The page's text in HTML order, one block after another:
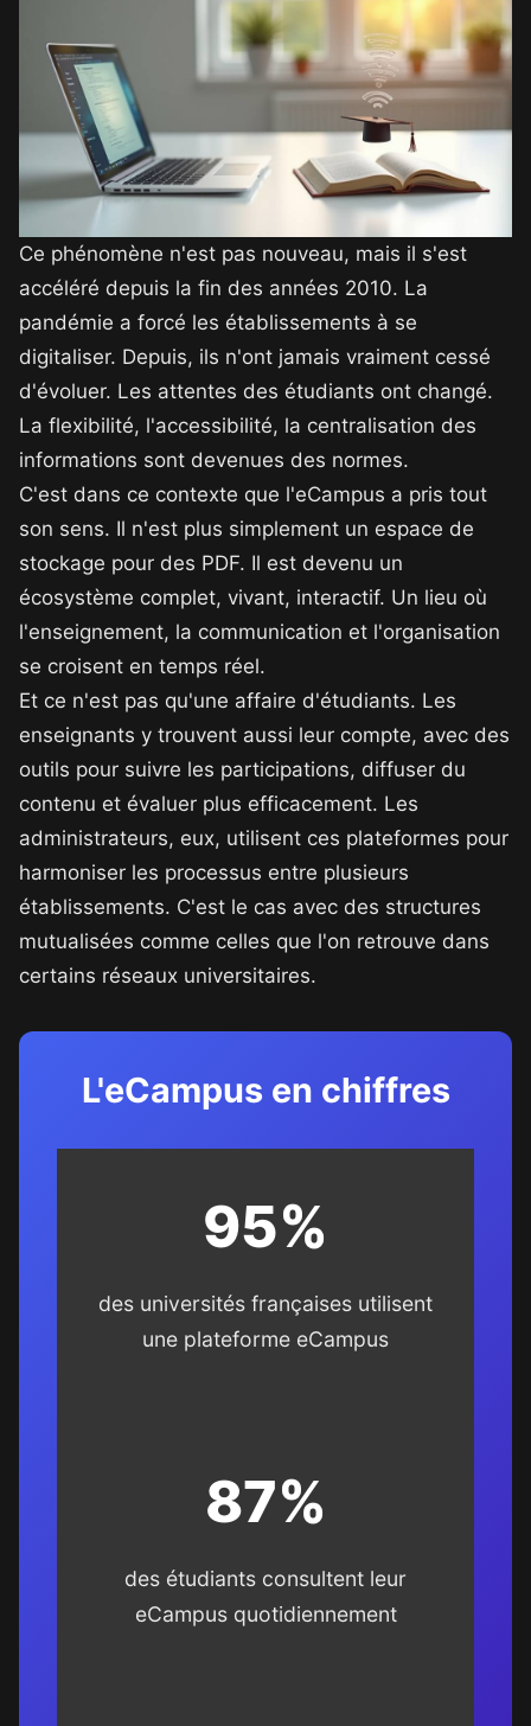
Ce phénomène n'est pas nouveau, mais il s'est
accéléré depuis la fin des années 2010. La
pandémie a forcé les établissements à se
digitaliser. Depuis, ils n'ont jamais vraiment cessé
d'évoluer. Les attentes des étudiants ont changé.
La flexibilité, l'accessibilité, la centralisation des
informations sont devenues des normes.
C'est dans ce contexte que l'eCampus a pris tout
son sens. Il n'est plus simplement un espace de
stockage pour des PDF. Il est devenu un
écosystème complet, vivant, interactif. Un lieu où
l'enseignement, la communication et l'organisation
se croisent en temps réel.
Et ce n'est pas qu'une affaire d'étudiants. Les
enseignants y trouvent aussi leur compte, avec des
outils pour suivre les participations, diffuser du
contenu et évaluer plus efficacement. Les
administrateurs, eux, utilisent ces plateformes pour
harmoniser les processus entre plusieurs
établissements. C'est le cas avec des structures
mutualisées comme celles que l'on retrouve dans
certains réseaux universitaires.
L'eCampus en chiffres
95%
des universités françaises utilisent
une plateforme eCampus
87%
des étudiants consultent leur
eCampus quotidiennement